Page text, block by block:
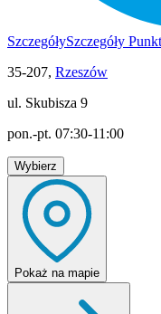
SzczegółySzczegóły
35-207, Rzeszów
ul. Skubisza 9
pon.-pt. 07:30-11:00
Wybierz
Pokaż na mapie